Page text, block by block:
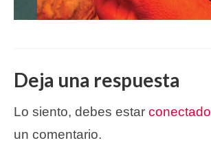
Deja una respuesta
Lo siento, debes estar conectado
un comentario.